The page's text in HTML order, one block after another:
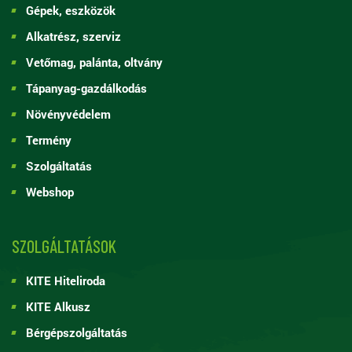
Gépek, eszközök
Alkatrész, szerviz
Vetőmag, palánta, oltvány
Tápanyag-gazdálkodás
Növényvédelem
Termény
Szolgáltatás
Webshop
SZOLGÁLTATÁSOK
KITE Hiteliroda
KITE Alkusz
Bérgépszolgáltatás